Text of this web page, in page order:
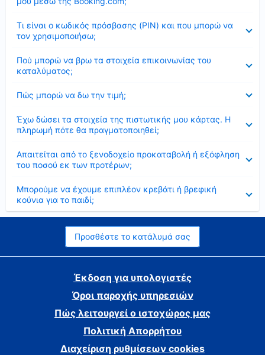
Τι είναι ο κωδικός πρόσβασης (PIN) και που μπορώ να
τον χρησιμοποιήσω;
Πού μπορώ να βρω τα στοιχεία επικοινωνίας του
καταλύματος;
Πώς μπορώ να δω την τιμή;
Έχω δώσει τα στοιχεία της πιστωτικής μου κάρτας. Η
πληρωμή πότε θα πραγματοποιηθεί;
Απαιτείται από το ξενοδοχείο προκαταβολή ή εξόφληση
του ποσού εκ των προτέρων;
Μπορούμε να έχουμε επιπλέον κρεβάτι ή βρεφική
κούνια για το παιδί;
Προσθέστε το κατάλυμά σας
Έκδοση για υπολογιστές
Όροι παροχής υπηρεσιών
Πώς λειτουργεί ο ιστοχώρος μας
Πολιτική Απορρήτου
Διαχείριση ρυθμίσεων cookies